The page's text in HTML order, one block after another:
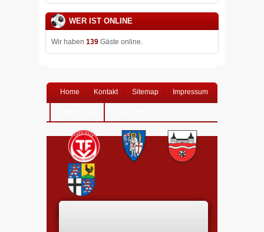
WER IST ONLINE
Wir haben 139 Gäste online.
Home Kontakt Sitemap Impressum